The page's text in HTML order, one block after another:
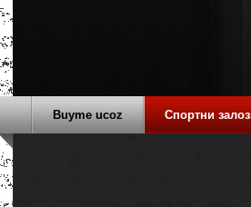
Buyme ucoz Спортни